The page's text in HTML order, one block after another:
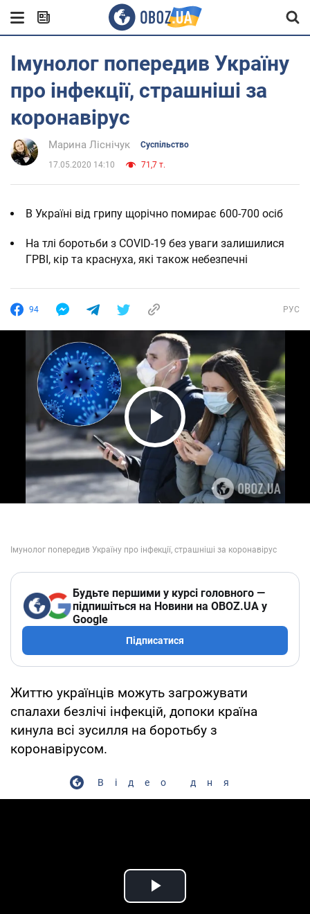
Імунолог попередив Україну
про інфекції, страшніші за
коронавірус
Марина Ліснічук Суспільство
17.05.2020 14:10 71,7 т.
В Україні від грипу щорічно помирає 600-700 осіб
На тлі боротьби з COVID-19 без уваги залишилися
ГРВІ, кір та краснуха, які також небезпечні
94 РУС
Play Video
Будьте першими у курсі головного —
підпишіться на Новини на OBOZ.UA у
Google
Підписатися
Життю українців можуть загрожувати
спалахи безлічі інфекцій, допоки країна
кинула всі зусилля на боротьбу з
коронавірусом.
Відео дня
Play Video